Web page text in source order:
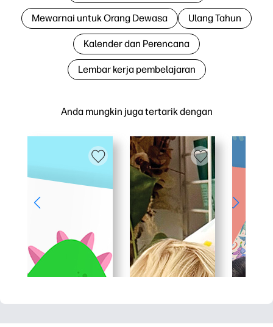
Anda mungkin juga tertarik dengan
Mewarnai untuk Orang Dewasa Ulang Tahun
Kalender dan Perencana
Lembar kerja pembelajaran